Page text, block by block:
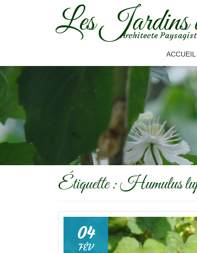
Les Jardins
Architecte
ACCUEIL
Étiquette :Humulus
04
FÉV